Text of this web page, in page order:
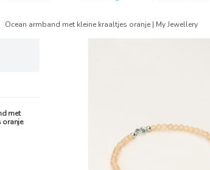
Ocean armband met kleine kraaltjes oranje | My Jewellery
met
oranje